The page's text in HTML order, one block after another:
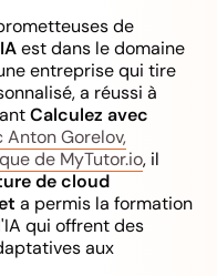
de
est dans le domaine
entreprise qui tire
a réussi à
Calculez avec
Gorelov,
de MyTutor.io, il
de cloud
a permis la formation
qui offrent des
aux